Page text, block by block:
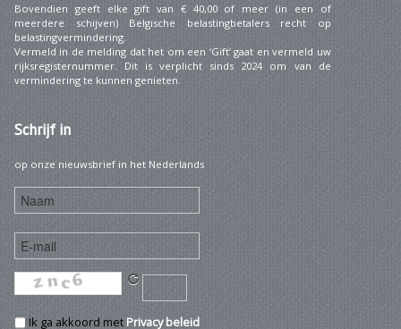
Bovendien geeft elke gift van € 40,00 of meer (in een of
meerdere schijven) Belgische belastingbetalers recht op
belastingvermindering.
Vermeld in de melding dat het om een ‘Gift’ gaat en vermeld uw
rijksregisternummer. Dit is verplicht sinds 2024 om van de
vermindering te kunnen genieten.
Schrijfin
op onze nieuwsbrief in het Nederlands
Ik ga akkoord metPrivacy beleid